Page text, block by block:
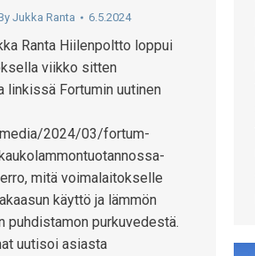
Jukka Ranta 6.5.2024
Ranta Hiilenpoltto loppui
viikko sitten
linkissä Fortumin uutinen
2024/03/fortum-
mitä voimalaitokselle
käyttö ja lämmön
puhdistamon purkuvedestä.
uutisoi asiasta